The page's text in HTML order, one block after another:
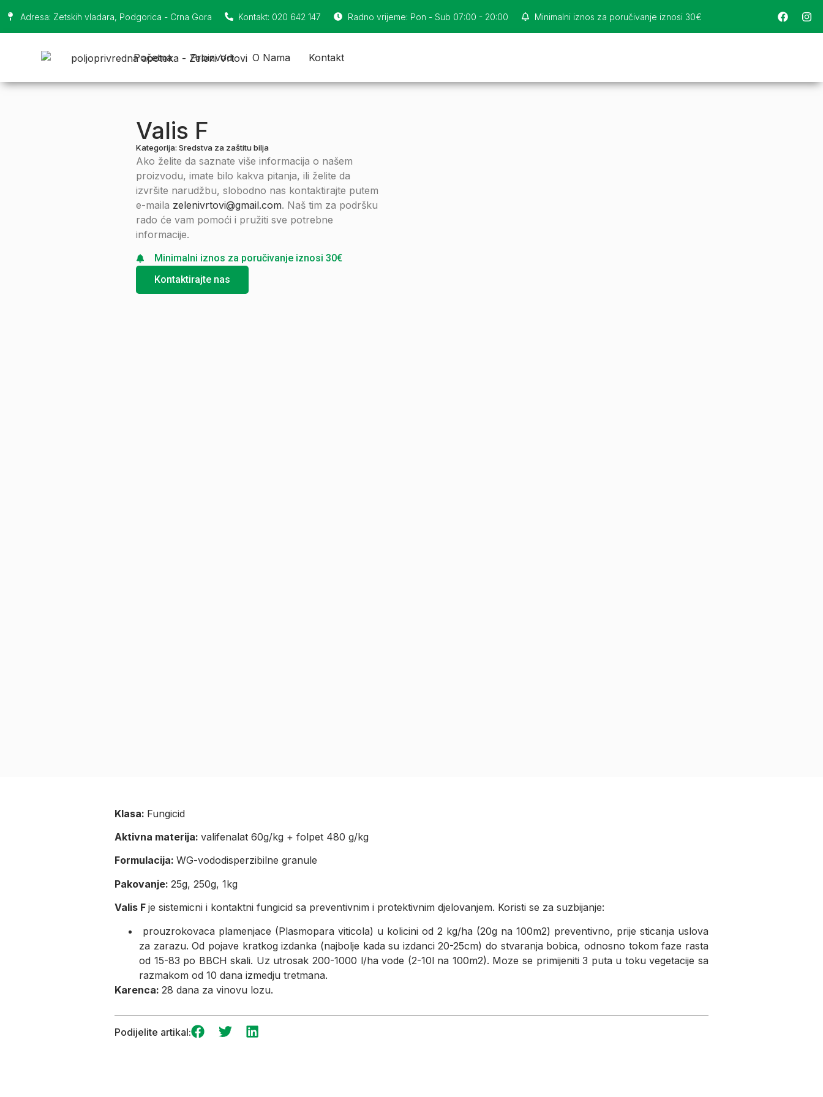
Adresa: Zetskih vladara, Podgorica - Crna Gora Kontakt: 020 642 147 Radno vrijeme: Pon - Sub 07:00 - 20:00 Minimalni iznos za poručivanje iznosi 30€
Početna Proizvodi O Nama Kontakt
Valis F
Kategorija: Sredstva za zaštitu bilja
Ako želite da saznate više informacija o našem
proizvodu, imate bilo kakva pitanja, ili želite da
izvršite narudžbu, slobodno nas kontaktirajte putem
e-maila zelenivrtovi@gmail.com. Naš tim za podršku
rado će vam pomoći i pružiti sve potrebne
informacije.
Minimalni iznos za poručivanje iznosi 30€
Kontaktirajte nas
Klasa: Fungicid
Aktivna materija: valifenalat 60g/kg + folpet 480 g/kg
Formulacija: WG-vododisperzibilne granule
Pakovanje: 25g, 250g, 1kg
Valis F je sistemicni i kontaktni fungicid sa preventivnim i protektivnim djelovanjem. Koristi se za suzbijanje:
prouzrokovaca plamenjace (Plasmopara viticola) u kolicini od 2 kg/ha (20g na 100m2) preventivno, prije sticanja uslova
za zarazu. Od pojave kratkog izdanka (najbolje kada su izdanci 20-25cm) do stvaranja bobica, odnosno tokom faze rasta
od 15-83 po BBCH skali. Uz utrosak 200-1000 l/ha vode (2-10l na 100m2). Moze se primijeniti 3 puta u toku vegetacije sa
razmakom od 10 dana izmedju tretmana.
Karenca: 28 dana za vinovu lozu.
Podijelite artikal: